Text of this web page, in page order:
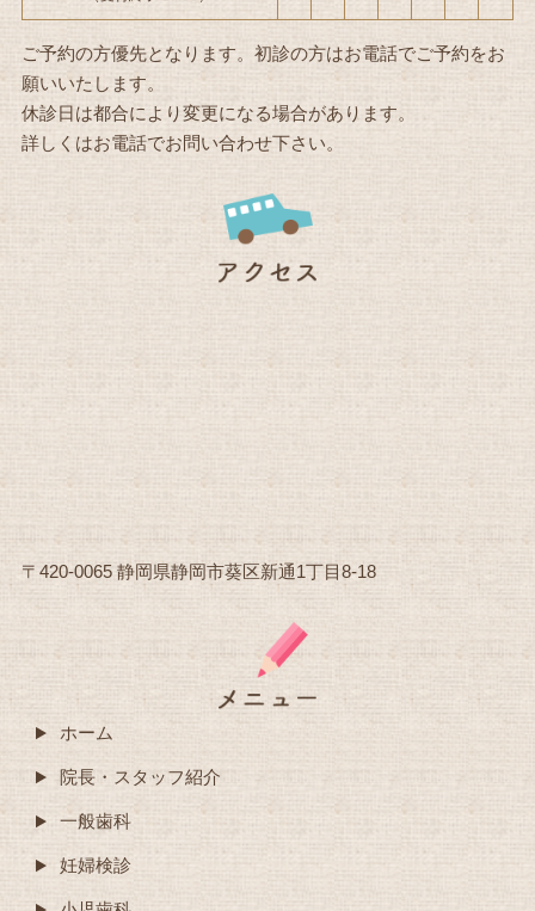
ご予約の方優先となります。初診の方はお電話でご予約をお
願いいたします。
休診日は都合により変更になる場合があります。
詳しくはお電話でお問い合わせ下さい。
〒420-0065 静岡県静岡市葵区新通1丁目8-18
ホーム
院長・スタッフ紹介
一般歯科
妊婦検診